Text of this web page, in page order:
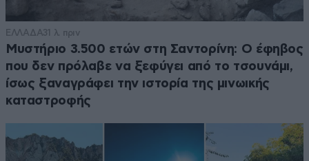
ΕΛΛΑΔΑ31 λ. πριν
Μυστήριο 3.500 ετών στη Σαντορίνη: Ο έφηβος
που δεν πρόλαβε να ξεφύγει από το τσουνάμι,
ίσως ξαναγράφει την ιστορία της μινωικής
καταστροφής